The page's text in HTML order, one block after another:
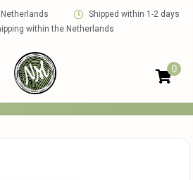
Shipped within 1-2 days
within the Netherlands
0